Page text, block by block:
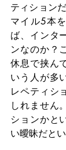
ティション
マイル5本
ば、インタ
ンなのか？
休息で挟ん
いう人が多
レペティシ
しれません
ションかと
い曖昧だと